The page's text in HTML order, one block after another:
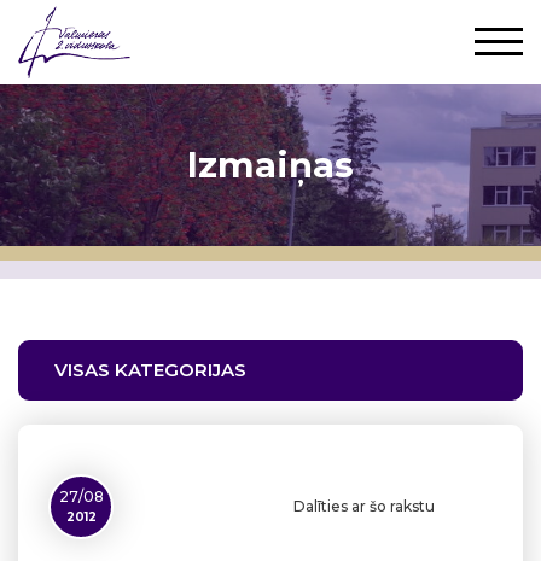
Izmaiņas
VISAS KATEGORIJAS
27/08
2012
Dalīties ar šo rakstu